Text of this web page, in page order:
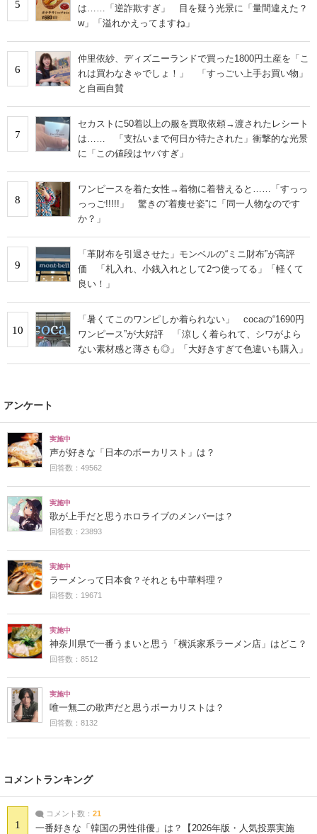
5
は……「逆詐欺すぎ」 目を疑う光景に「量間違えた？
w」「溢れかえってますね」
6
仲里依紗、ディズニーランドで買った1800円土産を「こ
れは買わなきゃでしょ！」 「すっごい上手お買い物」
と自画自賛
7
セカストに50着以上の服を買取依頼→渡されたレシート
は…… 「支払いまで何日か待たされた」衝撃的な光景
に「この値段はヤバすぎ」
8
ワンピースを着た女性→着物に着替えると……「すっっ
っっご!!!!!」 驚きの“着痩せ姿”に「同一人物なのです
か？」
9
「革財布を引退させた」モンベルの“ミニ財布”が高評
価 「札入れ、小銭入れとして2つ使ってる」「軽くて
良い！」
10
「暑くてこのワンピしか着られない」 cocaの“1690円
ワンピース”が大好評 「涼しく着られて、シワがよら
ない素材感と薄さも◎」「大好きすぎて色違いも購入」
アンケート
実施中
声が好きな「日本のボーカリスト」は？
回答数：49562
実施中
歌が上手だと思うホロライブのメンバーは？
回答数：23893
実施中
ラーメンって日本食？それとも中華料理？
回答数：19671
実施中
神奈川県で一番うまいと思う「横浜家系ラーメン店」はどこ？
回答数：8512
実施中
唯一無二の歌声だと思うボーカリストは？
回答数：8132
コメントランキング
1
コメント数： 21
一番好きな「韓国の男性俳優」は？【2026年版・人気投票実施